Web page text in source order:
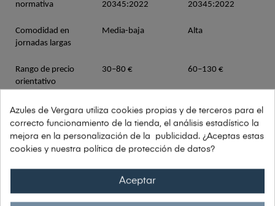
normativa
20345:2022
20345:2022
Comodidad en
jornadas largas
Media-baja Alta
Rango de precio
orientativo
30–80 € 60–130 €
Activa detectores de
metales
Sí No
Aislamiento térmico Bajo Medio-alto
tratamiento)
Azules de Vergara utiliza cookies propias y de terceros para el
correcto funcionamiento de la tienda, el análisis estadístico la
mejora en la personalización de la publicidad. ¿Aceptas estas
cookies y nuestra política de protección de datos?
Aceptar